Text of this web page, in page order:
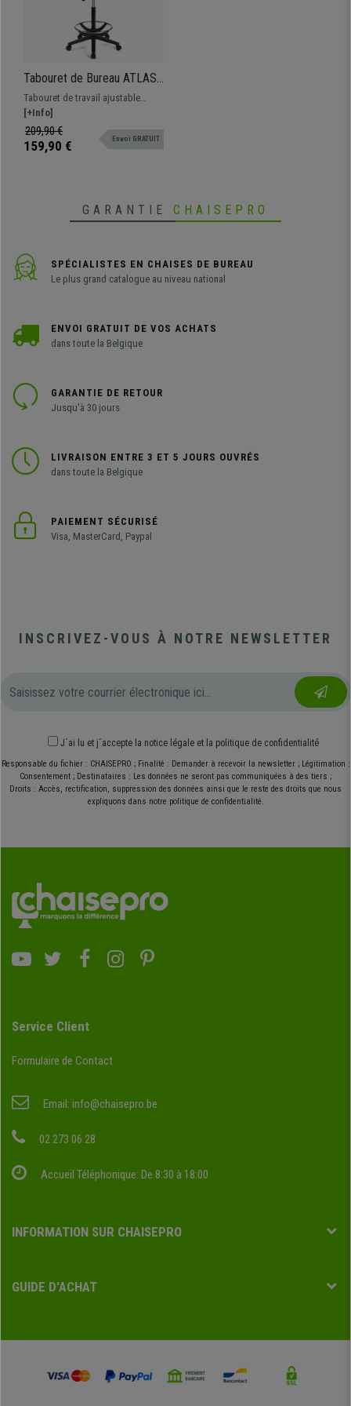
Tabouret de Bureau ATLAS
SANS ACCOUDOIRS,
Dossier Ajustable, Grand
Rembourrage, en tissu,
Rouge
Tabouret de travail ajustable
adapté pour une utilisation
professionnelle. Robuste,
résistante et confortable.
[+Info]
209,90 €
159,90 € Envoi GRATUIT
GARANTIE CHAISEPRO
SPÉCIALISTES EN CHAISES DE BUREAU
Le plus grand catalogue au niveau national
ENVOI GRATUIT DE VOS ACHATS
dans toute la Belgique
GARANTIE DE RETOUR
Jusqu'à 30 jours
LIVRAISON ENTRE 3 ET 5 JOURS OUVRÉS
dans toute la Belgique
PAIEMENT SÉCURISÉ
Visa, MasterCard, Paypal
INSCRIVEZ-VOUS À NOTRE NEWSLETTER
J´ai lu et j´accepte la notice légale et la politique de confidentialité
Responsable du fichier : CHAISEPRO ; Finalité : Demander à recevoir la newsletter ; Légitimation :
Consentement ; Destinataires : Les données ne seront pas communiquées à des tiers ;
Droits : Accès, rectification, suppression des données ainsi que le reste des droits que nous
expliquons dans notre politique de confidentialité.
Service Client
Formulaire de Contact
Email: info@chaisepro.be
02 273 06 28
Accueil Téléphonique: De 8:30 à 18:00
INFORMATION SUR CHAISEPRO
GUIDE D'ACHAT